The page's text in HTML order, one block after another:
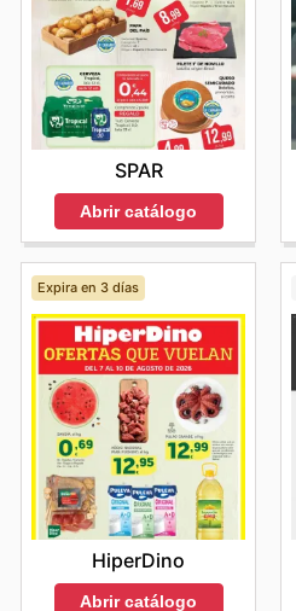
SPAR
Abrir catálogo
Expira en 3 días
HiperDino
Abrir catálogo